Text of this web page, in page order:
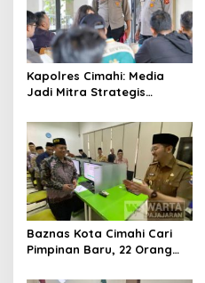
Kapolres Cimahi: Media
Jadi Mitra Strategis
Publik
Baznas Kota Cimahi Cari
Pimpinan Baru, 22 Orang